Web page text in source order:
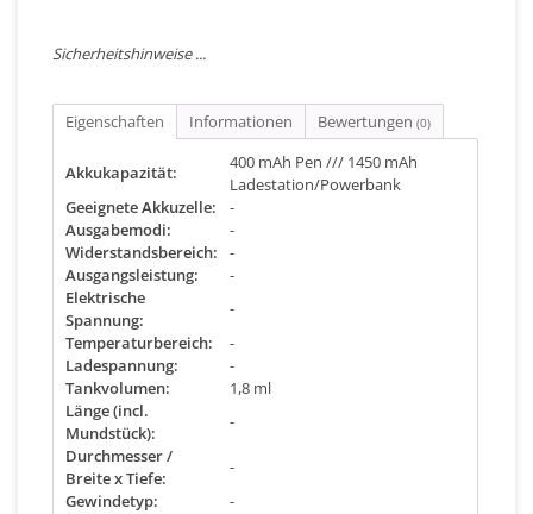
Sicherheitshinweise ...
Eigenschaften Informationen Bewertungen (0)
Akkukapazität:
400 mAh Pen /// 1450 mAh
Ladestation/Powerbank
Geeignete Akkuzelle:
-
Ausgabemodi:
-
Widerstandsbereich:
-
Ausgangsleistung:
-
Elektrische
Spannung:
-
Temperaturbereich:
-
Ladespannung:
-
Tankvolumen:
1,8 ml
Länge (incl.
Mundstück):
-
Durchmesser /
Breite x Tiefe:
-
Gewindetyp:
-